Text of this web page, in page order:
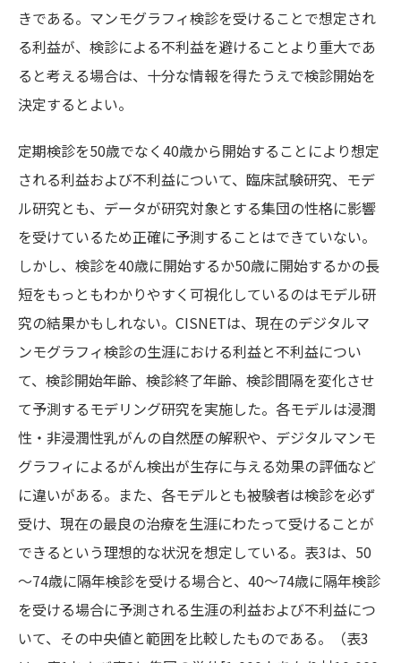
きである。マンモグラフィ検診を受けることで想定され
る利益が、検診による不利益を避けることより重大であ
ると考える場合は、十分な情報を得たうえで検診開始を
決定するとよい。
定期検診を50歳でなく40歳から開始することにより想定
される利益および不利益について、臨床試験研究、モデ
ル研究とも、データが研究対象とする集団の性格に影響
を受けているため正確に予測することはできていない。
しかし、検診を40歳に開始するか50歳に開始するかの長
短をもっともわかりやすく可視化しているのはモデル研
究の結果かもしれない。CISNETは、現在のデジタルマ
ンモグラフィ検診の生涯における利益と不利益につい
て、検診開始年齢、検診終了年齢、検診間隔を変化させ
て予測するモデリング研究を実施した。各モデルは浸潤
性・非浸潤性乳がんの自然歴の解釈や、デジタルマンモ
グラフィによるがん検出が生存に与える効果の評価など
に違いがある。また、各モデルとも被験者は検診を必ず
受け、現在の最良の治療を生涯にわたって受けることが
できるという理想的な状況を想定している。表3は、50
～74歳に隔年検診を受ける場合と、40～74歳に隔年検診
を受ける場合に予測される生涯の利益および不利益につ
いて、その中央値と範囲を比較したものである。（表3